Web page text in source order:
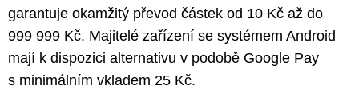
garantuje okamžitý převod částek od 10 Kč až do
999 999 Kč. Majitelé zařízení se systémem Android
mají k dispozici alternativu v podobě Google Pay
s minimálním vkladem 25 Kč.